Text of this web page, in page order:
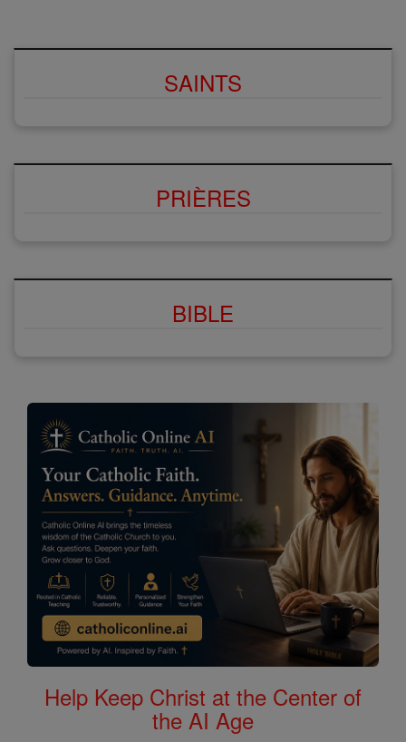
SAINTS
PRIÈRES
BIBLE
Help Keep Christ at the Center of
the AI Age